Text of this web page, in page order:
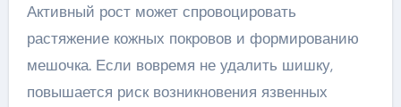
Активный рост может спровоцировать
растяжение кожных покровов и формированию
мешочка. Если вовремя не удалить шишку,
повышается риск возникновения язвенных